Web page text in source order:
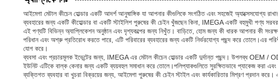
আইমেগা মেটাল কীচেন হোল্ডার একটি আদর্শ আনুষাঙ্গিক যা আপনার কীগুলিকে সংগঠিত এবং সহজেই অ্যাক্সেসযোগ্য
ব্যবহারের জন্য একটি কীহোল্ডার বা একটি স্টাইলিশ পুরুষের কী চেইন খুঁজছেন কিনা, IMEGA একটি বহুমুখী পণ্য
এই পণ্যটি বিভিন্ন অ্যাপ্লিকেশন অনুষ্ঠান এবং দৃশ্যকল্পের জন্য নিখুঁত। বাড়িতে, হোম জন্য কী ধারক আপনার কী
পরিধান এবং অশ্রু প্রতিরোধ করতে পারে, এটি পরিবারের ব্যবহারের জন্য একটি নির্ভরযোগ্য পছন্দ করে তোলে।এর
যোগ করে।
ব্যবসা এবং প্রচারমূলক ইভেন্টের জন্য, IMEGA এর মেটাল কীচেন হোল্ডার একটি দুর্দান্ত পছন্দ। উপলব্ধ OEM /
ইউনিট এটিকে বাল্ক কেনার জন্য একটি ব্যয়বহুল সমাধান করে তোলে।পলিপ্যাকগুলিতে সুরক্ষিতভাবে প্যাকেজ করা
ব্যক্তিগত ব্যবহার বা খুচরা বিক্রয়ের জন্য, আইমেগা পুরুষের কী চেইন স্টাইল এবং কার্যকারিতার মিশ্রণ প্রদান